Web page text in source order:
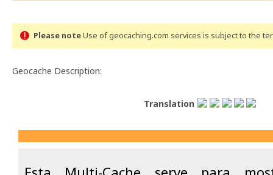
Please noteUse of geocaching.com services is subject to the
Geocache Description:
Translation